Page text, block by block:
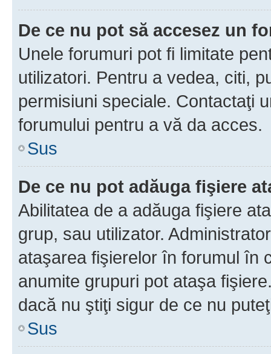
De ce nu pot să accesez un
Unele forumuri pot fi limitate
utilizatori. Pentru a vedea, citi,
permisiuni speciale. Contactaţi
forumului pentru a vă da acces.
Sus
De ce nu pot adăuga fişiere
Abilitatea de a adăuga fişiere
grup, sau utilizator.
ataşarea fişierelor în forumul în
anumite grupuri pot ataşa
dacă nu ştiţi sigur de ce nu
Sus